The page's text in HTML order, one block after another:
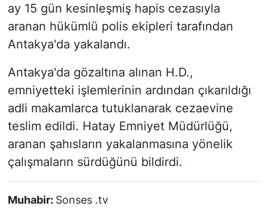
ay 15 gün kesinleşmiş hapis cezasıyla
aranan hükümlü polis ekipleri tarafından
Antakya'da yakalandı.
Antakya'da gözaltına alınan H.D.,
emniyetteki işlemlerinin ardından çıkarıldığı
adli makamlarca tutuklanarak cezaevine
teslim edildi. Hatay Emniyet Müdürlüğü,
aranan şahısların yakalanmasına yönelik
çalışmaların sürdüğünü bildirdi.
Muhabir: Sonses .tv